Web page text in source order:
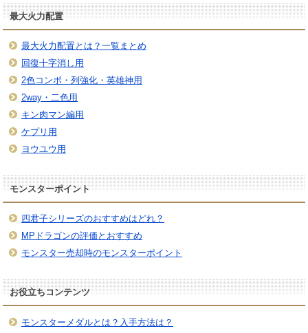
最大火力配置
最大火力配置とは？一覧まとめ
回復十字消し用
2色コンボ・列強化・英雄神用
2way・二色用
キン肉マン編用
ケプリ用
ヨウユウ用
モンスターポイント
四君子シリーズのおすすめはどれ？
MPドラゴンの評価とおすすめ
モンスター売却時のモンスターポイント
お役立ちコンテンツ
モンスターメダルとは？入手方法は？